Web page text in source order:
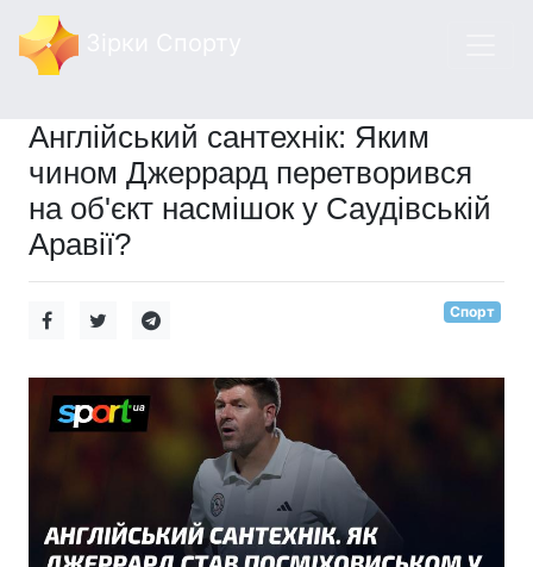
Англійський сантехнік: Яким
чином Джеррард перетворився
на об'єкт насмішок у Саудівській
Аравії?
Спорт